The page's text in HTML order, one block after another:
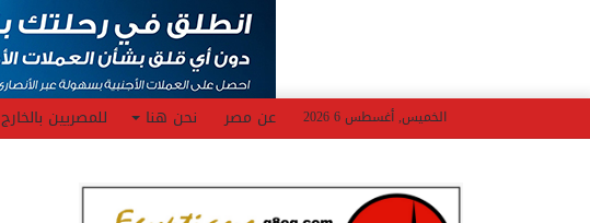
الخميس, أغسطس 6 2026 عن مصر نحن هنا للمصريين بالخارج